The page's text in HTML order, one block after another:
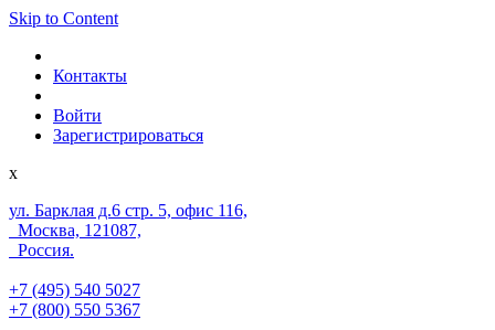
Skip to Content
Контакты
Войти
Зарегистрироваться
x
ул. Барклая д.6 стр. 5, офис 116,
Москва, 121087,
Россия.
+7 (495) 540 5027
+7 (800) 550 5367